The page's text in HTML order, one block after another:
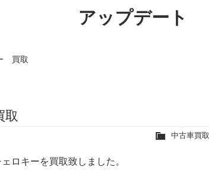
アップデート
買取
中古車買取
ロキーを買取致しました。